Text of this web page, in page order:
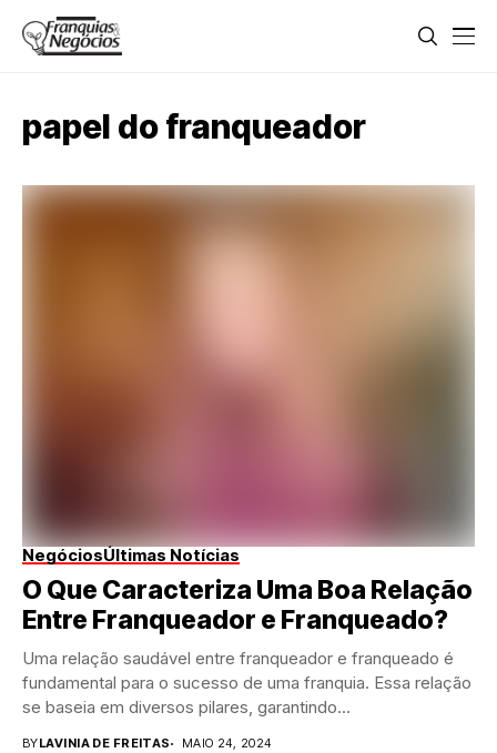
papel do franqueador
NegóciosÚltimas Notícias
O Que Caracteriza Uma Boa Relação
Entre Franqueador e Franqueado?
Uma relação saudável entre franqueador e franqueado é
fundamental para o sucesso de uma franquia. Essa relação
se baseia em diversos pilares, garantindo...
BYLAVINIA DE FREITAS MAIO 24, 2024